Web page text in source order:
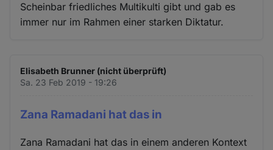
Scheinbar friedliches Multikulti gibt und gab es
immer nur im Rahmen einer starken Diktatur.
Elisabeth Brunner (nicht überprüft)
Sa. 23 Feb 2019 - 19:26
Zana Ramadani hat das in
Zana Ramadani hat das in einem anderen Kontext